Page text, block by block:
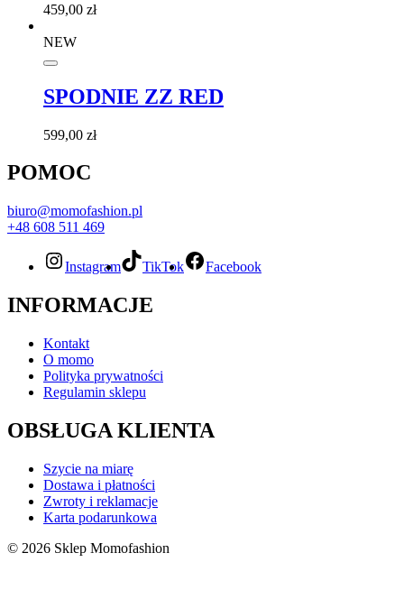
459,00 zł
NEW
SPODNIE ZZ RED
599,00 zł
POMOC
biuro@momofashion.pl
+48 608 511 469
Instagram TikTok Facebook
INFORMACJE
Kontakt
O momo
Polityka prywatności
Regulamin sklepu
OBSŁUGA KLIENTA
Szycie na miarę
Dostawa i płatności
Zwroty i reklamacje
Karta podarunkowa
© 2026 Sklep Momofashion